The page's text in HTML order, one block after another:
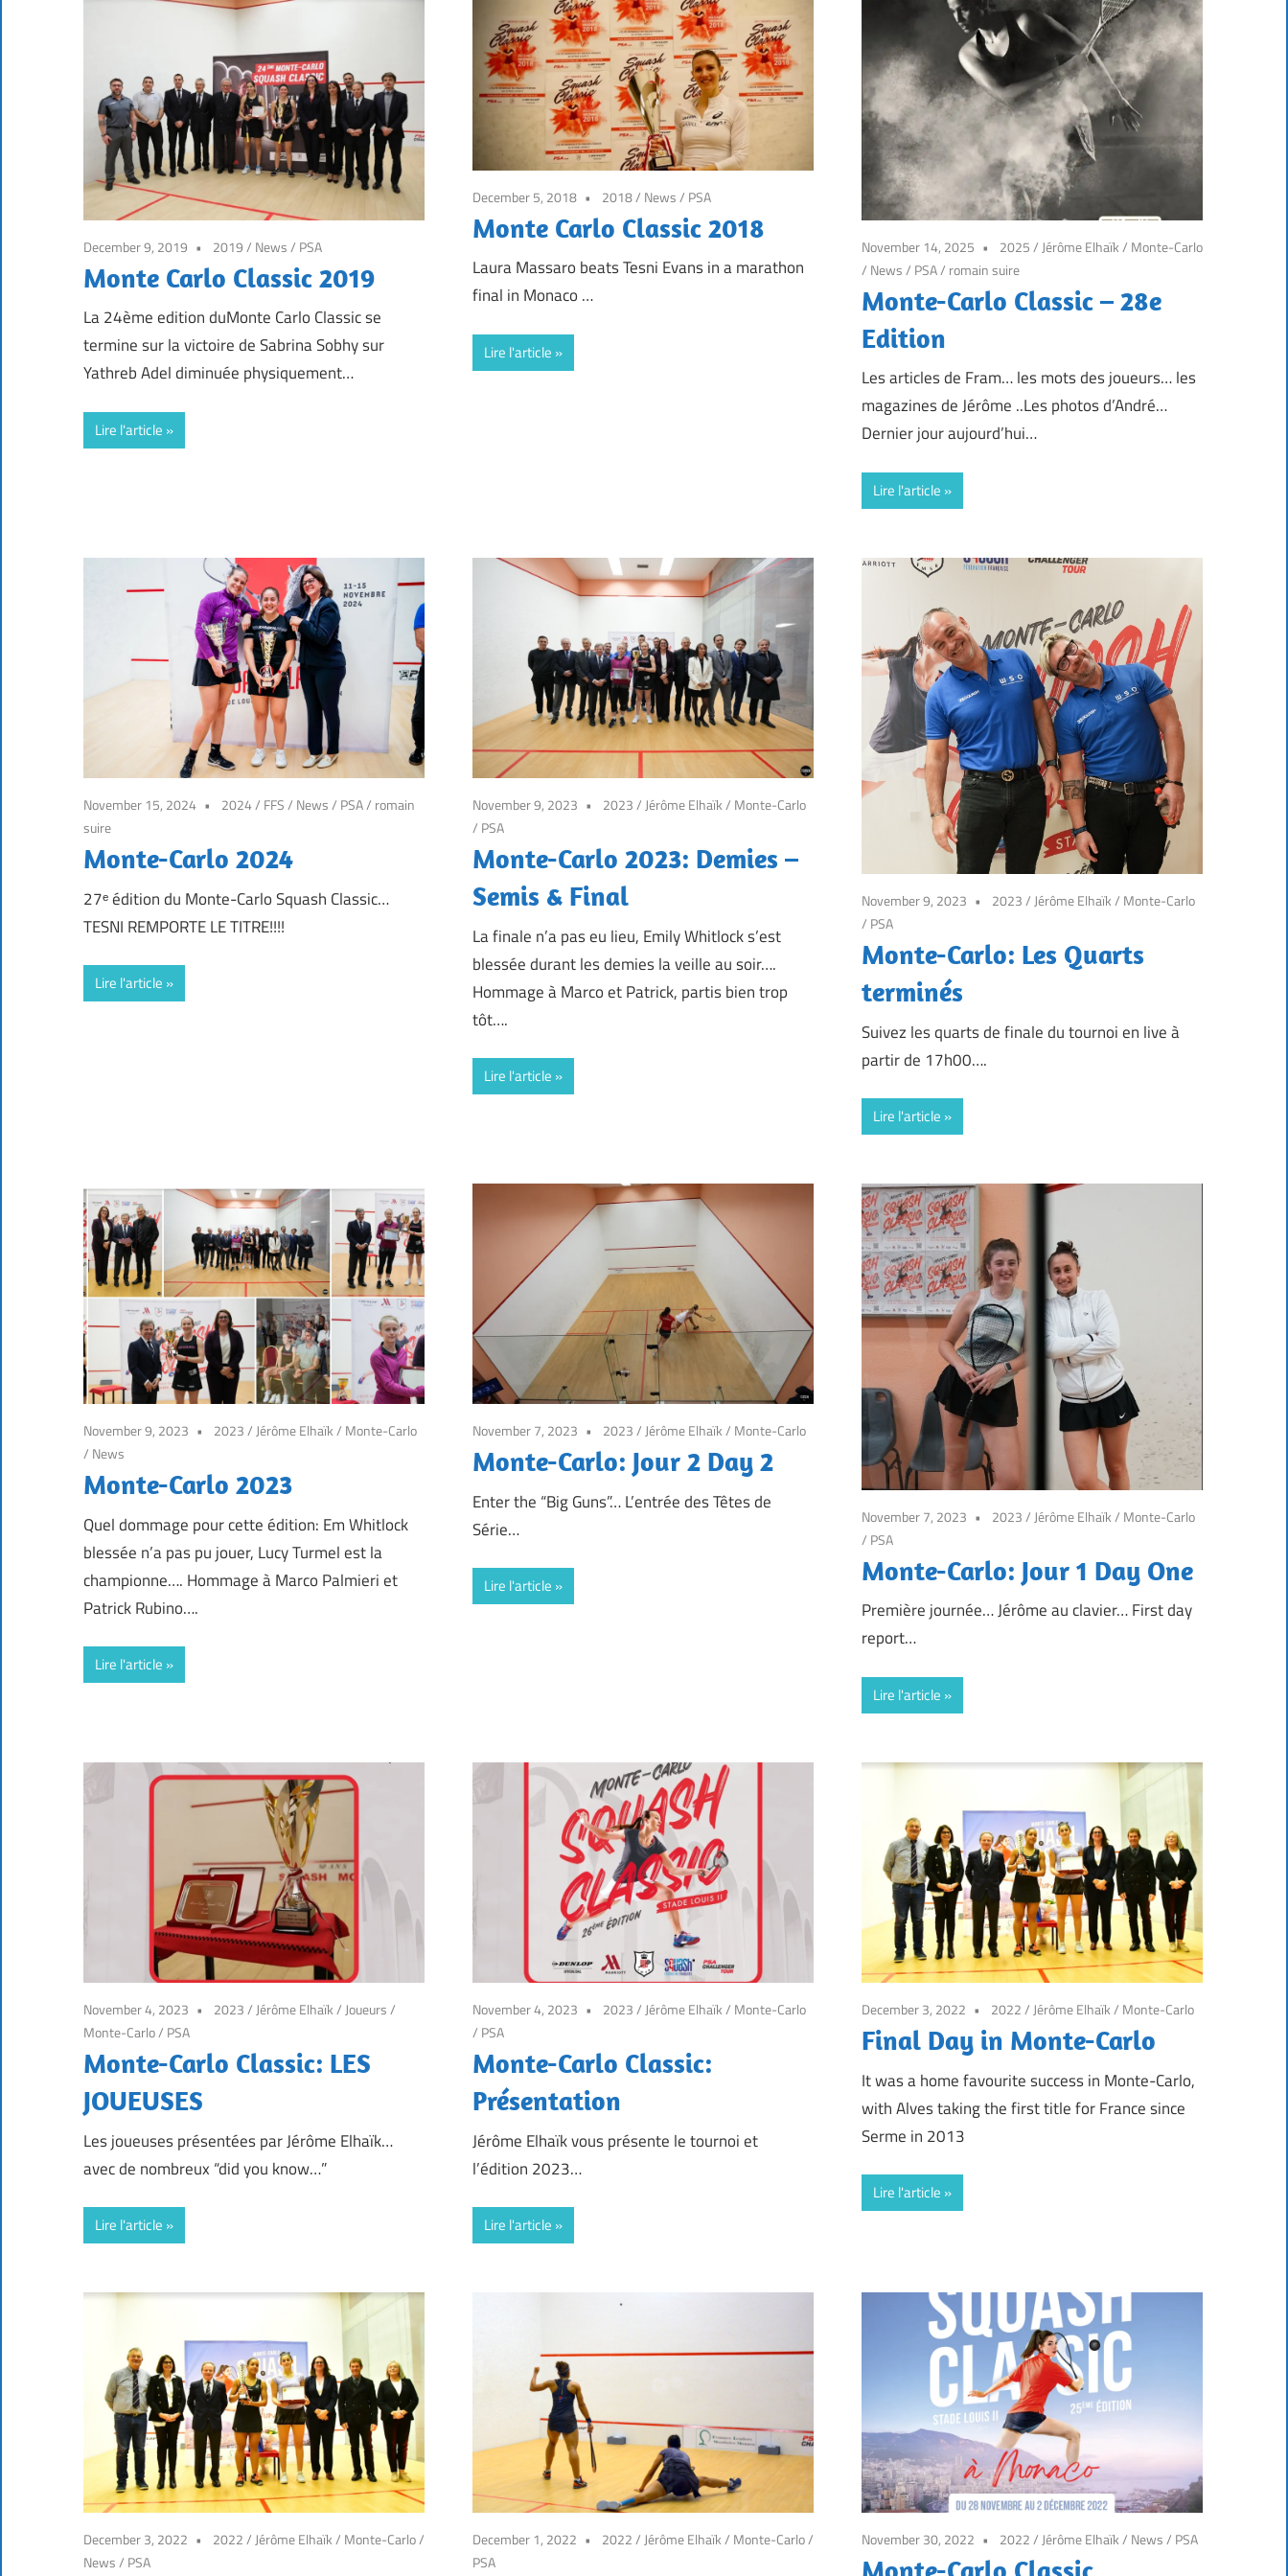
December 9, 2019 2019/ News/ PSA
Monte Carlo Classic 2019
La 24ème edition duMonte Carlo Classic se
termine sur la victoire de Sabrina Sobhy sur
Yathreb Adel diminuée physiquement…
Lire l'article
December 5, 2018 2018/ News/ PSA
Monte Carlo Classic 2018
Laura Massaro beats Tesni Evans in a marathon
final in Monaco …
Lire l'article
November 14, 2025 2025/ Jérôme Elhaïk/ Monte-Carlo
/ News/ PSA/ romain suire
Monte-Carlo Classic – 28e
Edition
Les articles de Fram… les mots des joueurs… les
magazines de Jérôme ..Les photos d’André…
Dernier jour aujourd’hui…
Lire l'article
November 15, 2024 2024/ FFS/ News/ PSA/ romain
suire
Monte-Carlo 2024
27ᵉ édition du Monte-Carlo Squash Classic…
TESNI REMPORTE LE TITRE!!!!
Lire l'article
November 9, 2023 2023/Jérôme Elhaïk/ Monte-Carlo
/ PSA
Monte-Carlo 2023: Demies –
Semis & Final
La finale n’a pas eu lieu, Emily Whitlock s’est
blessée durant les demies la veille au soir….
Hommage à Marco et Patrick, partis bien trop
tôt….
Lire l'article
November 9, 2023 2023/ Jérôme Elhaïk/ Monte-Carlo
/ PSA
Monte-Carlo: Les Quarts
terminés
Suivez les quarts de finale du tournoi en live à
partir de 17h00….
Lire l'article
November 9, 2023 2023/Jérôme Elhaïk/ Monte-Carlo
/ News
Monte-Carlo 2023
Quel dommage pour cette édition: Em Whitlock
blessée n’a pas pu jouer, Lucy Turmel est la
championne…. Hommage à Marco Palmieri et
Patrick Rubino….
Lire l'article
November 7, 2023 2023/Jérôme Elhaïk/ Monte-Carlo
Monte-Carlo: Jour 2 Day 2
Enter the “Big Guns”… L’entrée des Têtes de
Série…
Lire l'article
November 7, 2023 2023/ Jérôme Elhaïk/ Monte-Carlo
/ PSA
Monte-Carlo: Jour 1 Day One
Première journée… Jérôme au clavier… First day
report…
Lire l'article
November 4, 2023 2023/ Jérôme Elhaïk/ Joueurs/
Monte-Carlo/ PSA
Monte-Carlo Classic: LES
JOUEUSES
Les joueuses présentées par Jérôme Elhaïk…
avec de nombreux “did you know…”
Lire l'article
November 4, 2023 2023/ Jérôme Elhaïk/ Monte-Carlo
/ PSA
Monte-Carlo Classic:
Présentation
Jérôme Elhaïk vous présente le tournoi et
l’édition 2023…
Lire l'article
December 3, 2022 2022/ Jérôme Elhaïk/ Monte-Carlo
Final Day in Monte-Carlo
It was a home favourite success in Monte-Carlo,
with Alves taking the first title for France since
Serme in 2013
Lire l'article
December 3, 2022 2022/Jérôme Elhaïk/ Monte-Carlo/
News/ PSA
December 1, 2022 2022/Jérôme Elhaïk/ Monte-Carlo/
PSA
November 30, 2022 2022/Jérôme Elhaïk/ News/ PSA